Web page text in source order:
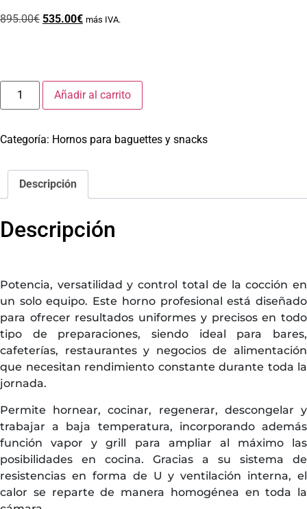
895.00€ 535.00€ más IVA.
Añadir al carrito
Categoría: Hornos para baguettes y snacks
Descripción
Descripción
Potencia, versatilidad y control total de la cocción en
un solo equipo. Este horno profesional está diseñado
para ofrecer resultados uniformes y precisos en todo
tipo de preparaciones, siendo ideal para bares,
cafeterías, restaurantes y negocios de alimentación
que necesitan rendimiento constante durante toda la
jornada.
Permite hornear, cocinar, regenerar, descongelar y
trabajar a baja temperatura, incorporando además
función vapor y grill para ampliar al máximo las
posibilidades en cocina. Gracias a su sistema de
resistencias en forma de U y ventilación interna, el
calor se reparte de manera homogénea en toda la